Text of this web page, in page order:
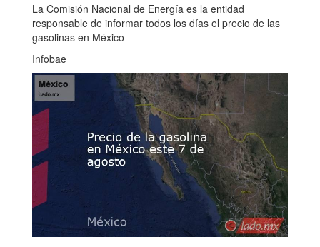
La Comisión Nacional de Energía es la entidad
responsable de informar todos los días el precio de las
gasolinas en México
Infobae